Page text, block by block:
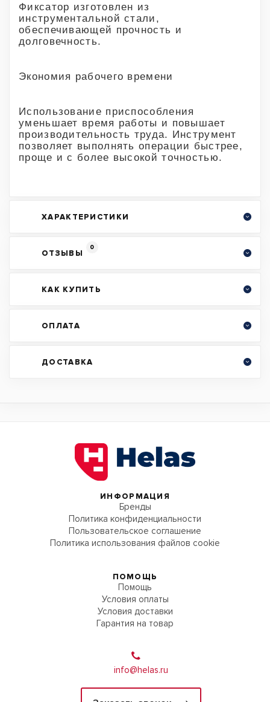
Фиксатор изготовлен из
инструментальной стали,
обеспечивающей прочность и
долговечность.
Экономия рабочего времени
Использование приспособления
уменьшает время работы и повышает
производительность труда. Инструмент
позволяет выполнять операции быстрее,
проще и с более высокой точностью.
ХАРАКТЕРИСТИКИ
ОТЗЫВЫ
0
КАК КУПИТЬ
ОПЛАТА
ДОСТАВКА
ИНФОРМАЦИЯ
Бренды
Политика конфиденциальности
Пользовательское соглашение
Политика использования файлов cookie
ПОМОЩЬ
Помощь
Условия оплаты
Условия доставки
Гарантия на товар
info@helas.ru